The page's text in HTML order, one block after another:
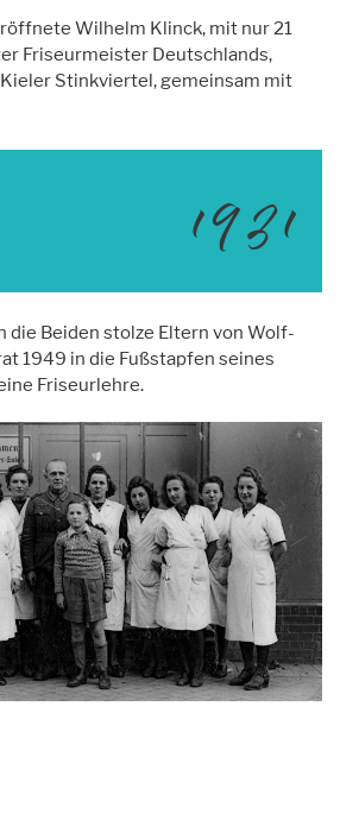
Wilhelm Klinck, mit nur 21
Friseurmeister Deutschlands,
Stinkviertel, gemeinsam mit
1931
die Beiden stolze Eltern von Wolf-
1949 in die Fußstapfen seines
Friseurlehre.